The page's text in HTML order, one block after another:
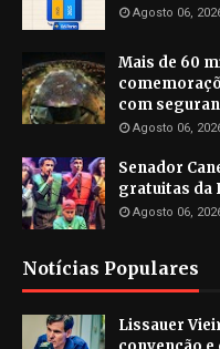
Agosto 06,
Mais de 60
com
Agosto 06,
Senador
gratuitas da
Agosto 06,
Notícias Populares
Lissauer